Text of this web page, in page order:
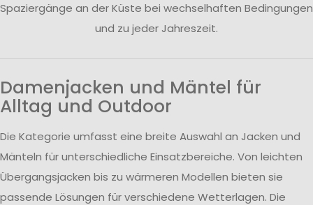
Spaziergänge an der Küste bei wechselhaften Bedingungen
und zu jeder Jahreszeit.
Damenjacken und Mäntel für
Alltag und Outdoor
Die Kategorie umfasst eine breite Auswahl an Jacken und
Mänteln für unterschiedliche Einsatzbereiche. Von leichten
Übergangsjacken bis zu wärmeren Modellen bieten sie
passende Lösungen für verschiedene Wetterlagen. Die